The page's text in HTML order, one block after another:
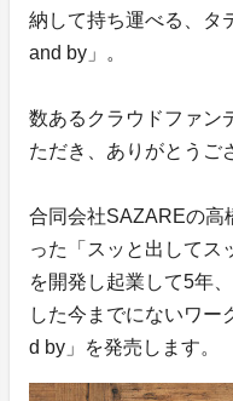
納して持ち運べる、タ
and by」。
数あるクラウドファン
ただき、ありがとうご
合同会社SAZAREの高
った「スッと出してス
を開発し起業して5年
した今までにないワー
d by」を発売します。